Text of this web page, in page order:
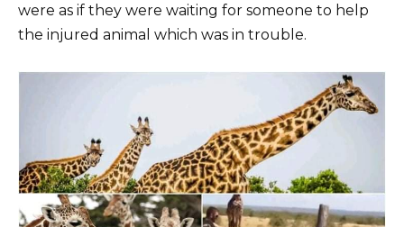
were as if they were waiting for someone to help
the injured animal which was in trouble.